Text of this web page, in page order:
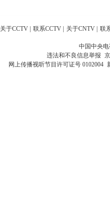
关于CCTV 联系CCTV 关于CNTV 联
中国中央
违法和不良信息举报
网上传播视听节目许可证号 0102004